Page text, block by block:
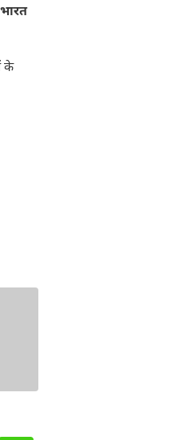
भारत
के